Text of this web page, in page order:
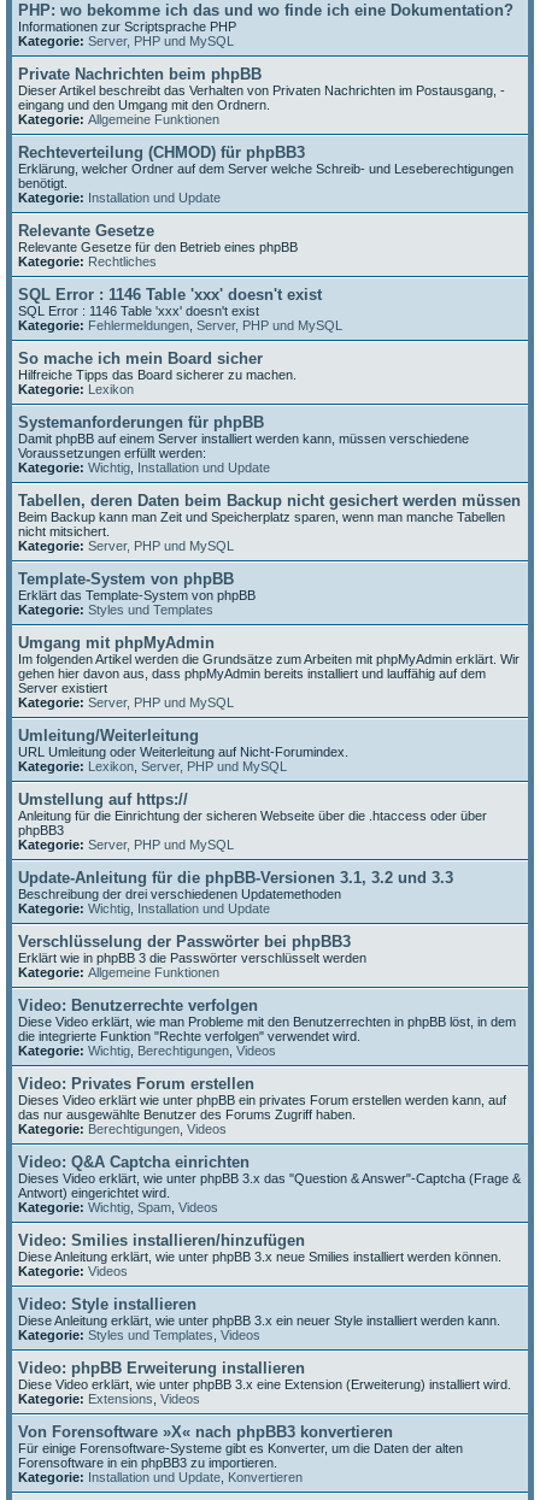
PHP: wo bekomme ich das und wo finde ich eine Dokumentation?
Informationen zur Scriptsprache PHP
Kategorie: Server, PHP und MySQL
Private Nachrichten beim phpBB
Dieser Artikel beschreibt das Verhalten von Privaten Nachrichten im Postausgang, -
eingang und den Umgang mit den Ordnern.
Kategorie: Allgemeine Funktionen
Rechteverteilung (CHMOD) für phpBB3
Erklärung, welcher Ordner auf dem Server welche Schreib- und Leseberechtigungen
benötigt.
Kategorie: Installation und Update
Relevante Gesetze
Relevante Gesetze für den Betrieb eines phpBB
Kategorie: Rechtliches
SQL Error : 1146 Table 'xxx' doesn't exist
SQL Error : 1146 Table 'xxx' doesn't exist
Kategorie: Fehlermeldungen Server, PHP und MySQL
So mache ich mein Board sicher
Hilfreiche Tipps das Board sicherer zu machen.
Kategorie: Lexikon
Systemanforderungen für phpBB
Damit phpBB auf einem Server installiert werden kann, müssen verschiedene
Voraussetzungen erfüllt werden:
Kategorie: Wichtig Installation und Update
Tabellen, deren Daten beim Backup nicht gesichert werden müssen
Beim Backup kann man Zeit und Speicherplatz sparen, wenn man manche Tabellen
nicht mitsichert.
Kategorie: Server, PHP und MySQL
Template-System von phpBB
Erklärt das Template-System von phpBB
Kategorie: Styles und Templates
Umgang mit phpMyAdmin
Im folgenden Artikel werden die Grundsätze zum Arbeiten mit phpMyAdmin erklärt. Wir
gehen hier davon aus, dass phpMyAdmin bereits installiert und lauffähig auf dem
Server existiert
Kategorie: Server, PHP und MySQL
Umleitung/Weiterleitung
URL Umleitung oder Weiterleitung auf Nicht-Forumindex.
Kategorie: Lexikon Server, PHP und MySQL
Umstellung auf https://
Anleitung für die Einrichtung der sicheren Webseite über die .htaccess oder über
phpBB3
Kategorie: Server, PHP und MySQL
Update-Anleitung für die phpBB-Versionen 3.1, 3.2 und 3.3
Beschreibung der drei verschiedenen Updatemethoden
Kategorie: Wichtig Installation und Update
Verschlüsselung der Passwörter bei phpBB3
Erklärt wie in phpBB 3 die Passwörter verschlüsselt werden
Kategorie: Allgemeine Funktionen
Video: Benutzerrechte verfolgen
Diese Video erklärt, wie man Probleme mit den Benutzerrechten in phpBB löst, in dem
die integrierte Funktion "Rechte verfolgen" verwendet wird.
Kategorie: Wichtig Berechtigungen Videos
Video: Privates Forum erstellen
Dieses Video erklärt wie unter phpBB ein privates Forum erstellen werden kann, auf
das nur ausgewählte Benutzer des Forums Zugriff haben.
Kategorie: Berechtigungen Videos
Video: Q&A Captcha einrichten
Dieses Video erklärt, wie unter phpBB 3.x das "Question & Answer"-Captcha (Frage &
Antwort) eingerichtet wird.
Kategorie: Wichtig Spam Videos
Video: Smilies installieren/hinzufügen
Diese Anleitung erklärt, wie unter phpBB 3.x neue Smilies installiert werden können.
Kategorie: Videos
Video: Style installieren
Diese Anleitung erklärt, wie unter phpBB 3.x ein neuer Style installiert werden kann.
Kategorie: Styles und Templates Videos
Video: phpBB Erweiterung installieren
Diese Video erklärt, wie unter phpBB 3.x eine Extension (Erweiterung) installiert wird.
Kategorie: Extensions Videos
Von Forensoftware »X« nach phpBB3 konvertieren
Für einige Forensoftware-Systeme gibt es Konverter, um die Daten der alten
Forensoftware in ein phpBB3 zu importieren.
Kategorie: Installation und Update Konvertieren